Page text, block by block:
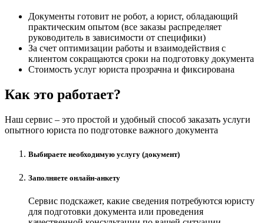
Документы готовит не робот, а юрист, обладающий
практическим опытом (все заказы распределяет
руководитель в зависимости от специфики)
За счет оптимизации работы и взаимодействия с
клиентом сокращаются сроки на подготовку документа
Стоимость услуг юриста прозрачна и фиксирована
Как это работает?
Наш сервис – это простой и удобный способ заказать услуги
опытного юриста по подготовке важного документа
Выбираете необходимую услугу (документ)
Заполняете онлайн-анкету
Сервис подскажет, какие сведения потребуются юристу
для подготовки документа или проведения